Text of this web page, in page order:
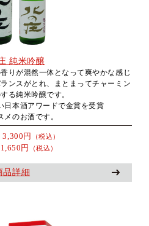
純米吟醸
りが混然一体となって爽やかな感じ
ンスがとれ、まとまってチャーミン
る純米吟醸です。
日本酒アワードで金賞を受賞
メのお酒です。
3,300円 （税込）
1,650円 （税込）
品詳細